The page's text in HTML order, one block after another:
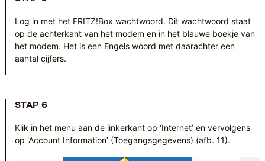
Log in met het FRITZ!Box wachtwoord. Dit wachtwoord staat
op de achterkant van het modem en in het blauwe boekje van
het modem. Het is een Engels woord met daarachter een
aantal cijfers.
STAP 6
Klik in het menu aan de linkerkant op ‘Internet’ en vervolgens
op ‘Account Information’ (Toegangsgegevens) (afb. 11).